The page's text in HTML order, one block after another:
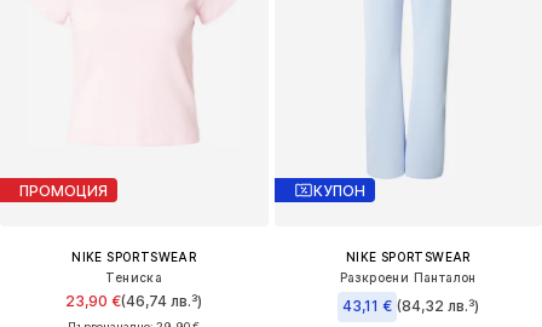
ПРОМОЦИЯ
NIKE SPORTSWEAR
Тениска
23,90 €(46,74 лв.³)
КУПОН
NIKE SPORTSWEAR
Разкроени Панталон
43,11 € (84,32 лв.³)